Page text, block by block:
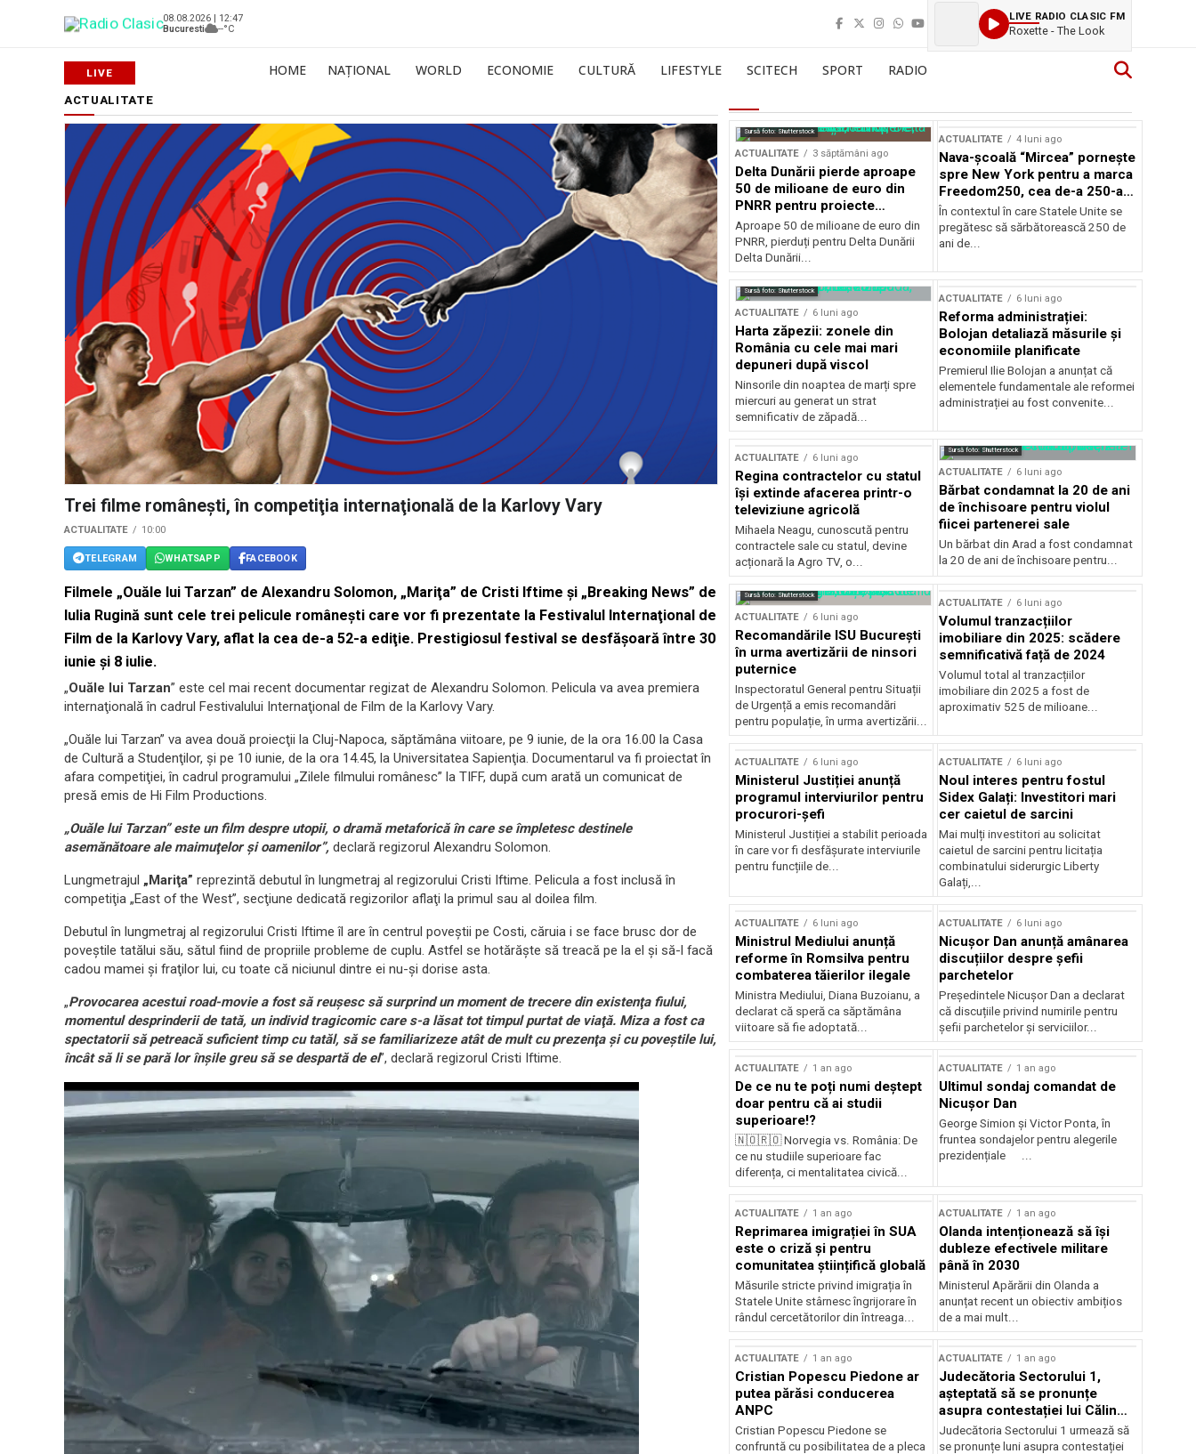
08.08.2026 | 12:47
Bucuresti
--°C
LIVE RADIO CLASIC FM
Roxette - The Look
HOME NAȚIONAL WORLD ECONOMIE CULTURĂ LIFESTYLE SCITECH SPORT RADIO
ACTUALITATE
Trei filme româneşti, în competiţia internaţională de la Karlovy Vary
ACTUALITATE 10:00
TELEGRAM WHATSAPP FACEBOOK
Filmele „Ouăle lui Tarzan” de Alexandru Solomon, „Mariţa” de Cristi Iftime şi „Breaking News” de
Iulia Rugină sunt cele trei pelicule româneşti care vor fi prezentate la Festivalul Internaţional de
Film de la Karlovy Vary, aflat la cea de-a 52-a ediţie. Prestigiosul festival se desfăşoară între 30
iunie şi 8 iulie.
„Ouăle lui Tarzan” este cel mai recent documentar regizat de Alexandru Solomon. Pelicula va avea premiera
internaţională în cadrul Festivalului Internaţional de Film de la Karlovy Vary.
„Ouăle lui Tarzan” va avea două proiecţii la Cluj-Napoca, săptămâna viitoare, pe 9 iunie, de la ora 16.00 la Casa
de Cultură a Studenţilor, şi pe 10 iunie, de la ora 14.45, la Universitatea Sapienţia. Documentarul va fi proiectat în
afara competiţiei, în cadrul programului „Zilele filmului românesc” la TIFF, după cum arată un comunicat de
presă emis de Hi Film Productions.
„Ouăle lui Tarzan” este un film despre utopii, o dramă metaforică în care se împletesc destinele
asemănătoare ale maimuţelor şi oamenilor”, declară regizorul Alexandru Solomon.
Lungmetrajul „Mariţa” reprezintă debutul în lungmetraj al regizorului Cristi Iftime. Pelicula a fost inclusă în
competiţia „East of the West”, secţiune dedicată regizorilor aflaţi la primul sau al doilea film.
Debutul în lungmetraj al regizorului Cristi Iftime îl are în centrul poveştii pe Costi, căruia i se face brusc dor de
poveştile tatălui său, sătul fiind de propriile probleme de cuplu. Astfel se hotărăşte să treacă pe la el şi să-l facă
cadou mamei şi fraţilor lui, cu toate că niciunul dintre ei nu-şi dorise asta.
„Provocarea acestui road-movie a fost să reuşesc să surprind un moment de trecere din existenţa fiului,
momentul desprinderii de tată, un individ tragicomic care s-a lăsat tot timpul purtat de viaţă. Miza a fost ca
spectatorii să petreacă suficient timp cu tatăl, să se familiarizeze atât de mult cu prezenţa şi cu poveştile lui,
încât să li se pară lor înşile greu să se despartă de el”, declară regizorul Cristi Iftime.
Sursă foto: Shutterstock
ACTUALITATE 3 săptămâni ago
Delta Dunării pierde aproape
50 de milioane de euro din
PNRR pentru proiecte
esențiale
Aproape 50 de milioane de euro din
PNRR, pierduți pentru Delta Dunării
Delta Dunării...
ACTUALITATE 4 luni ago
Nava-școală “Mircea” pornește
spre New York pentru a marca
Freedom250, cea de-a 250-a
aniversare a Statelor Unite
În contextul în care Statele Unite se
pregătesc să sărbătorească 250 de
ani de...
Sursă foto: Shutterstock
ACTUALITATE 6 luni ago
Harta zăpezii: zonele din
România cu cele mai mari
depuneri după viscol
Ninsorile din noaptea de marți spre
miercuri au generat un strat
semnificativ de zăpadă...
ACTUALITATE 6 luni ago
Reforma administrației:
Bolojan detaliază măsurile și
economiile planificate
Premierul Ilie Bolojan a anunțat că
elementele fundamentale ale reformei
administrației au fost convenite...
ACTUALITATE 6 luni ago
Regina contractelor cu statul
își extinde afacerea printr-o
televiziune agricolă
Mihaela Neagu, cunoscută pentru
contractele sale cu statul, devine
acționară la Agro TV, o...
Sursă foto: Shutterstock
ACTUALITATE 6 luni ago
Bărbat condamnat la 20 de ani
de închisoare pentru violul
fiicei partenerei sale
Un bărbat din Arad a fost condamnat
la 20 de ani de închisoare pentru...
Sursă foto: Shutterstock
ACTUALITATE 6 luni ago
Recomandările ISU București
în urma avertizării de ninsori
puternice
Inspectoratul General pentru Situații
de Urgență a emis recomandări
pentru populație, în urma avertizării...
ACTUALITATE 6 luni ago
Volumul tranzacțiilor
imobiliare din 2025: scădere
semnificativă față de 2024
Volumul total al tranzacțiilor
imobiliare din 2025 a fost de
aproximativ 525 de milioane...
ACTUALITATE 6 luni ago
Ministerul Justiției anunță
programul interviurilor pentru
procurori-șefi
Ministerul Justiției a stabilit perioada
în care vor fi desfășurate interviurile
pentru funcțiile de...
ACTUALITATE 6 luni ago
Noul interes pentru fostul
Sidex Galați: Investitori mari
cer caietul de sarcini
Mai mulți investitori au solicitat
caietul de sarcini pentru licitația
combinatului siderurgic Liberty
Galați,...
ACTUALITATE 6 luni ago
Ministrul Mediului anunță
reforme în Romsilva pentru
combaterea tăierilor ilegale
Ministra Mediului, Diana Buzoianu, a
declarat că speră ca săptămâna
viitoare să fie adoptată...
ACTUALITATE 6 luni ago
Nicușor Dan anunță amânarea
discuțiilor despre șefii
parchetelor
Președintele Nicușor Dan a declarat
că discuțiile privind numirile pentru
șefii parchetelor și serviciilor...
ACTUALITATE 1 an ago
De ce nu te poți numi deștept
doar pentru că ai studii
superioare!?
🇳🇴🇷🇴 Norvegia vs. România: De
ce nu studiile superioare fac
diferența, ci mentalitatea civică...
ACTUALITATE 1 an ago
Ultimul sondaj comandat de
Nicușor Dan
George Simion și Victor Ponta, în
fruntea sondajelor pentru alegerile
prezidențiale ...
ACTUALITATE 1 an ago
Reprimarea imigrației în SUA
este o criză și pentru
comunitatea științifică globală
Măsurile stricte privind imigrația în
Statele Unite stârnesc îngrijorare în
rândul cercetătorilor din întreaga...
ACTUALITATE 1 an ago
Olanda intenționează să își
dubleze efectivele militare
până în 2030
Ministerul Apărării din Olanda a
anunțat recent un obiectiv ambițios
de a mai mult...
ACTUALITATE 1 an ago
Cristian Popescu Piedone ar
putea părăsi conducerea
ANPC
Cristian Popescu Piedone se
confruntă cu posibilitatea de a pleca
ACTUALITATE 1 an ago
Judecătoria Sectorului 1,
așteptată să se pronunțe
asupra contestației lui Călin
Georgescu privind controlul
judiciar
Judecătoria Sectorului 1 urmează să
se pronunțe luni asupra contestației